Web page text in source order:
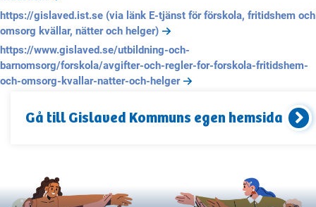
https://gislaved.ist.se (via länk E-tjänst för förskola, fritidshem och
omsorg kvällar, nätter och helger)
https://www.gislaved.se/utbildning-och-
barnomsorg/forskola/avgifter-och-regler-for-forskola-fritidshem-
och-omsorg-kvallar-natter-och-helger
Gå tillGislaved Kommuns egen hemsida